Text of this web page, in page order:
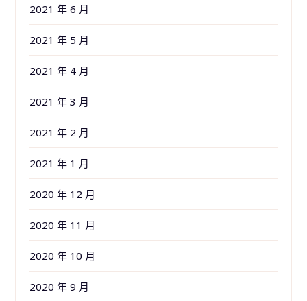
2021 年 6 月
2021 年 5 月
2021 年 4 月
2021 年 3 月
2021 年 2 月
2021 年 1 月
2020 年 12 月
2020 年 11 月
2020 年 10 月
2020 年 9 月